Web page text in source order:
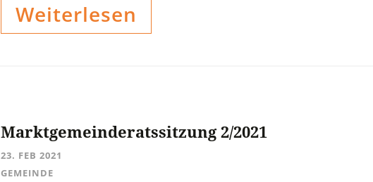
Weiterlesen
Marktgemeinderatssitzung 2/2021
23. FEB 2021
GEMEINDE